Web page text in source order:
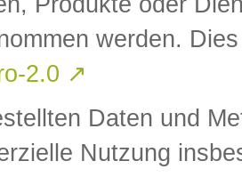
werden.
2.0 ↗
Daten und
Nutzung